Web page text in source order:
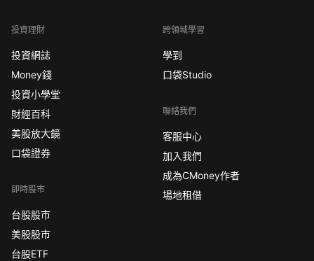
投資理財
投資網誌
Money錢
投資小學堂
財經百科
美股放大鏡
口袋證券
即時股市
台股股市
美股股市
台股ETF
跨領域學習
學到
口袋Studio
聯絡我們
客服中心
加入我們
成為CMoney作者
場地租借